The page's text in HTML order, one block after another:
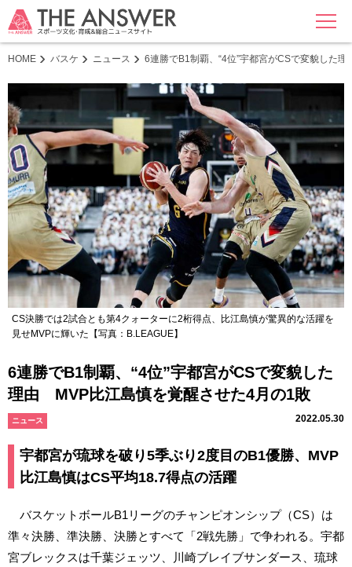
MENU
HOME バスケ ニュース 6連勝でB1制覇、“4位”宇都宮がCSで変貌した
CS決勝では2試合とも第4クォーターに2桁得点、比江島慎が驚異的な活躍を
見せMVPに輝いた【写真：B.LEAGUE】
6連勝でB1制覇、“4位”宇都宮がCSで変貌した
理由 MVP比江島慎を覚醒させた4月の1敗
ニュース 2022.05.30
宇都宮が琉球を破り5季ぶり2度目のB1優勝、MVP
比江島慎はCS平均18.7得点の活躍
バスケットボールB1リーグのチャンピオンシップ（CS）は
準々決勝、準決勝、決勝とすべて「2戦先勝」で争われる。宇都
宮ブレックスは千葉ジェッツ、川崎ブレイブサンダース、琉球